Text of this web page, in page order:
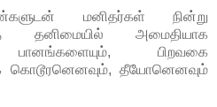
மனிதர்கள் நின்று
தனிமையில் அமைதியாக
பானங்களையும், பிறவகை
தீயோனெனவும்